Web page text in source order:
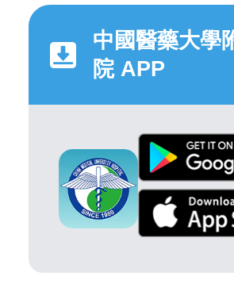
中國醫藥大學
院 APP